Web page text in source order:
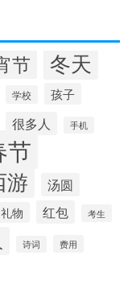
节 冬天
学校 孩子
很多人 手机
节
游 汤圆
礼物 红包 考生
诗词 费用